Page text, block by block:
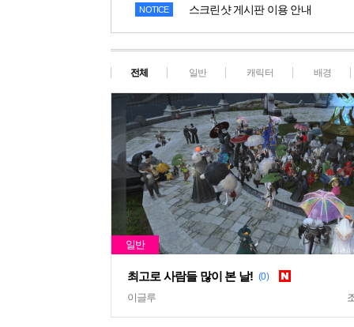
NOTICE 스크린샷 게시판 이용 안내
전체 일반 캐릭터 배경
최고로 사람들 많이 본 날! (0)
이글루